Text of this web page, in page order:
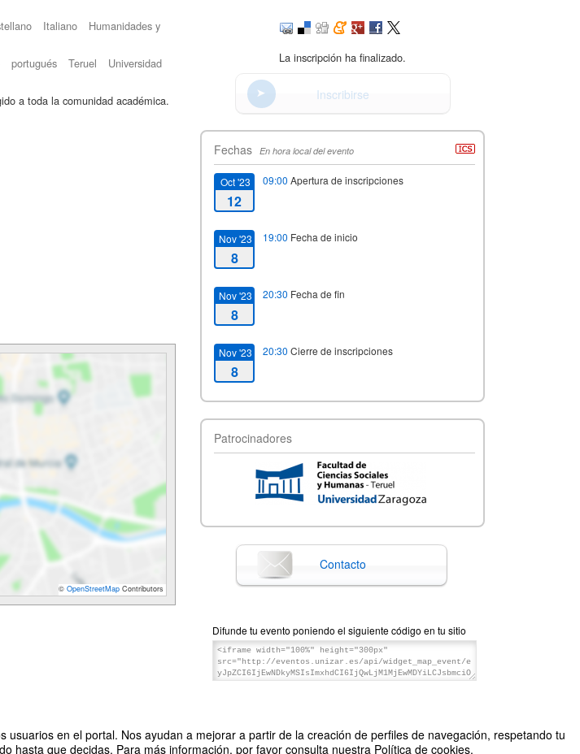
en el portal. Nos ayudan a mejorar a partir de la creación de perfiles de navegación, respetando tu
hasta que decidas. Para más información, por favor consulta nuestra Política de cookies.
Italiano
Humanidades y
portugués Teruel
Universidad
a toda la comunidad académica.
© OpenStreetMap Contributors
La inscripción ha finalizado.
Inscribirse
Fechas En hora local del evento
Oct '23
12
09:00 Apertura de inscripciones
Nov '23
8
19:00 Fecha de inicio
Nov '23
8
20:30 Fecha de fin
Nov '23
8
20:30 Cierre de inscripciones
Patrocinadores
Contacto
Difunde tu evento poniendo el siguiente código en tu sitio
Organizado por Facultad de Ciencias Sociales y Humanas // Comisión de Proyección Social y Cultural